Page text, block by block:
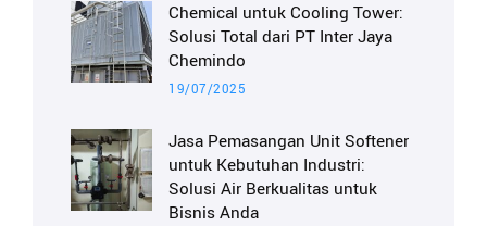
Chemical untuk Cooling Tower:
Solusi Total dari PT Inter Jaya
Chemindo
19/07/2025
Jasa Pemasangan Unit Softener
untuk Kebutuhan Industri:
Solusi Air Berkualitas untuk
Bisnis Anda